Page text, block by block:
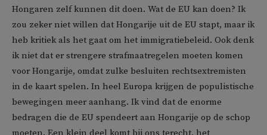
Hongaren zelf kunnen dit doen. Wat de EU kan doen? Ik
zou zeker niet willen dat Hongarije uit de EU stapt, maar ik
heb kritiek als het gaat om het immigratiebeleid. Ook denk
ik niet dat er strengere strafmaatregelen moeten komen
voor Hongarije, omdat zulke besluiten rechtsextremisten
in de kaart spelen. In heel Europa krijgen de populistische
bewegingen meer aanhang. Ik vind dat de enorme
bedragen die de EU spendeert aan Hongarije op de schop